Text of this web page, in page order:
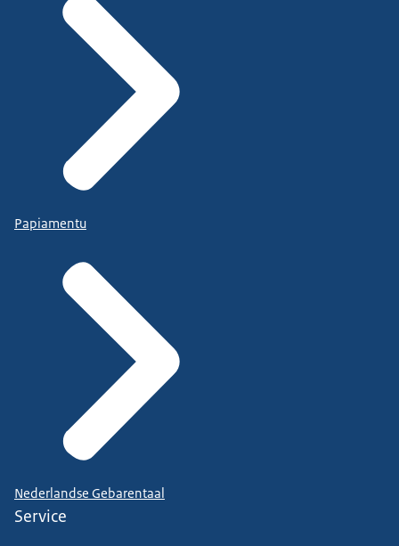
Papiamentu
Nederlandse Gebarentaal
Service